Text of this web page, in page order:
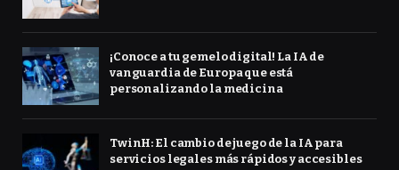
¡Conoce a tu gemelo digital! La IA de
vanguardia de Europa que está
personalizando la medicina
TwinH: El cambio de juego de la IA para
servicios legales más rápidos y accesibles